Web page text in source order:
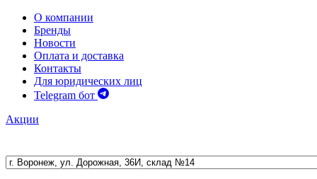
О компании
Бренды
Новости
Оплата и доставка
Контакты
Для юридических лиц
Telegram бот
Акции